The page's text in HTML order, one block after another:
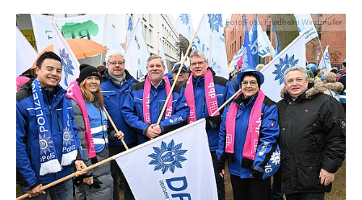
Foto:Foto: Friedhelm Windmüller